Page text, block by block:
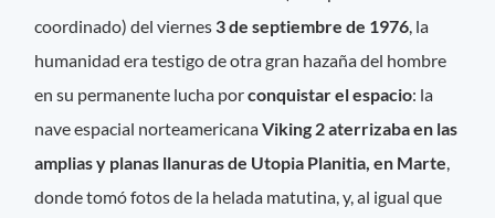
coordinado) del viernes 3 de septiembre de 1976 , la
humanidad era testigo de otra gran hazaña del hombre
en su permanente lucha porconquistar el espacio: la
nave espacial norteamericanaViking 2aterrizaba en las
amplias y planas llanuras de Utopia Planitia, en Marte
donde tomó fotos de la helada matutina, y, al igual que